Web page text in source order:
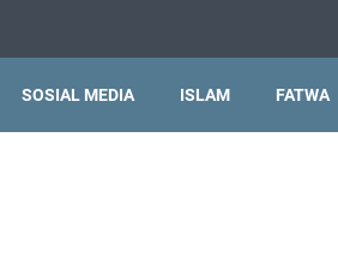
SOSIAL MEDIA ISLAM FATWA